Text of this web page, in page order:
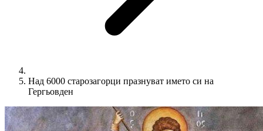
Над 6000 старозагорци празнуват името си на
Гергьовден